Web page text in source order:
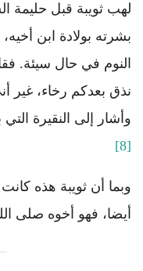
لهب ثويبة قبل حليمة
بشرته بولادة ابن
النوم في حال سيئة.
نذق بعدكم رخاء، غير
وأشار إلى النقيرة التي
[8]
وبما أن ثويبة هذه
أيضا، فهو أخوه صلى